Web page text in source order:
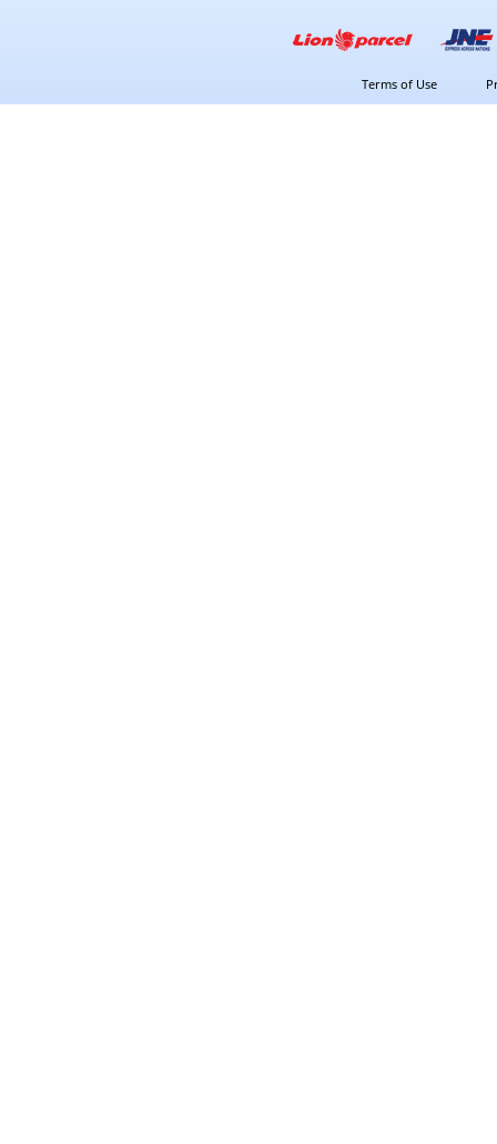
Terms of Use